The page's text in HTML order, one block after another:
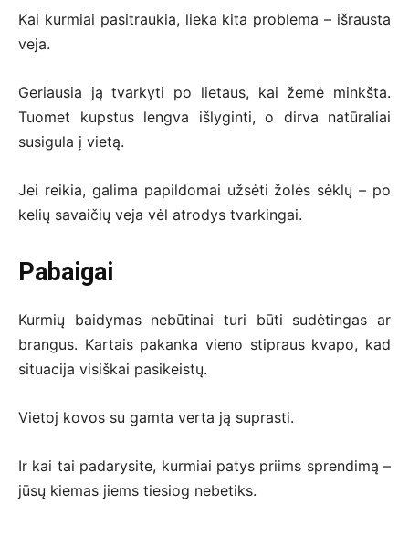
Kai kurmiai pasitraukia, lieka kita problema – išrausta
veja.
Geriausia ją tvarkyti po lietaus, kai žemė minkšta.
Tuomet kupstus lengva išlyginti, o dirva natūraliai
susigula į vietą.
Jei reikia, galima papildomai užsėti žolės sėklų – po
kelių savaičių veja vėl atrodys tvarkingai.
Pabaigai
Kurmių baidymas nebūtinai turi būti sudėtingas ar
brangus. Kartais pakanka vieno stipraus kvapo, kad
situacija visiškai pasikeistų.
Vietoj kovos su gamta verta ją suprasti.
Ir kai tai padarysite, kurmiai patys priims sprendimą –
jūsų kiemas jiems tiesiog nebetiks.